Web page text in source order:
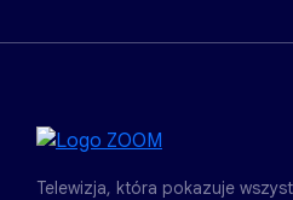
Telewizja, która pokazuje